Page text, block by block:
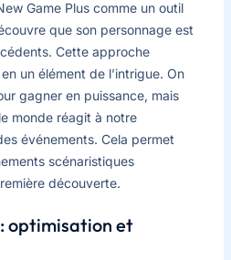
Game Plus comme un outil
que son personnage est
Cette approche
un élément de l’intrigue. On
gagner en puissance, mais
monde réagit à notre
événements. Cela permet
scénaristiques
découverte.
optimisation et